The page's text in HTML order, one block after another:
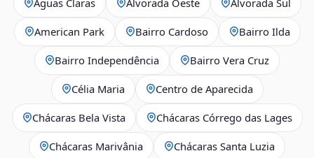
American Park Bairro Cardoso Bairro Ilda
Bairro Independência Bairro Vera Cruz
Célia Maria Centro de Aparecida
Chácaras Bela Vista Chácaras Córrego das Lages
Chácaras Marivânia Chácaras Santa Luzia